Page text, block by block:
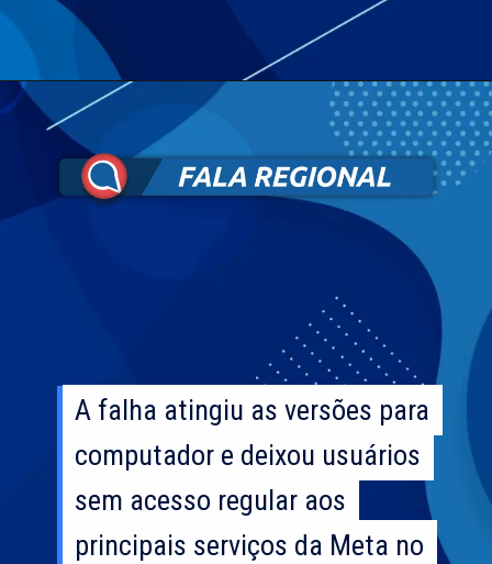
A falha atingiu as versões para
computador e deixou usuários
sem acesso regular aos
principais serviços da Meta no
A falha atingiu as versões para
computador e deixou usuários
sem acesso regular aos
principais serviços da Meta no